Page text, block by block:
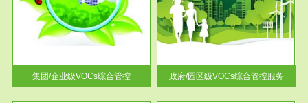
集团/企业级VOCs综合管控
政府/园区级VOCs综合管控服务
根据《石化行业挥发性有机物综
合整治方案》文件要求，到2017
年，全...
政府/园区级VOCs综合管控服务